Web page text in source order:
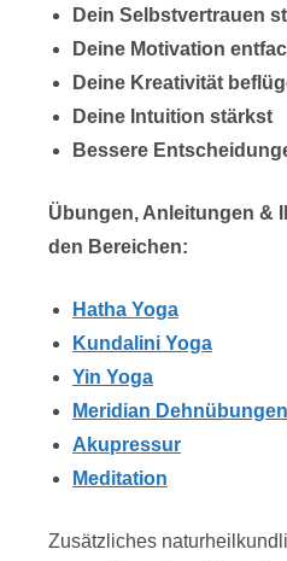
Dein Selbstvertrauen
Deine Motivation
Deine Kreativität
Deine Intuition stärkst
Bessere
Übungen, Anleitungen &
den Bereichen:
Hatha Yoga
Kundalini Yoga
Yin Yoga
Meridian Dehnübungen
Akupressur
Meditation
Zusätzliches